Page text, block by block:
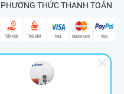
PHƯƠNG THỨC THANH TOÁN